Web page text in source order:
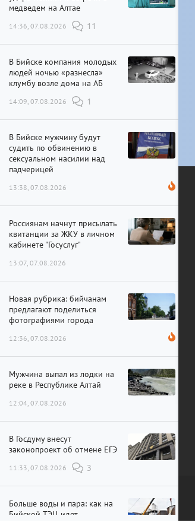
медведем на Алтае
14:36, 07.08.2026 11
В Бийске компания молодых
людей ночью «разнесла»
клумбу возле дома на АБ
14:09, 07.08.2026 1
В Бийске мужчину будут
судить по обвинению в
сексуальном насилии над
падчерицей
13:38, 07.08.2026
Россиянам начнут присылать
квитанции за ЖКУ в личном
кабинете "Госуслуг"
13:07, 07.08.2026
Новая рубрика: бийчанам
предлагают поделиться
фотографиями города
12:36, 07.08.2026
Мужчина выпал из лодки на
реке в Республике Алтай
12:04, 07.08.2026
В Госдуму внесут
законопроект об отмене ЕГЭ
11:33, 07.08.2026 3
Больше воды и пара: как на
Бийской ТЭЦ идет